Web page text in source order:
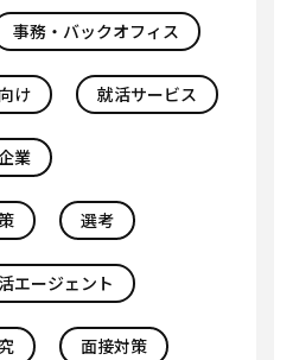
事務・バックオフィス
け 就活サービス
業
選考
エージェント
面接対策